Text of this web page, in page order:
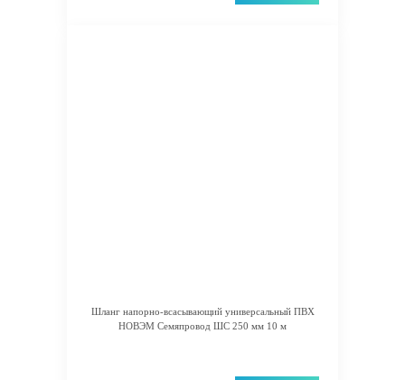
Шланг напорно-всасывающий универсальный ПВХ
НОВЭМ Семяпровод ШС 250 мм 10 м